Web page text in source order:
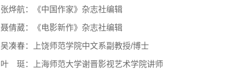
张烨航：《中国作家》杂志社编辑
聂倩葳：《电影新作》杂志社编辑
吴凑春：上饶师范学院中文系副教授/博士
叶 珽：上海师范大学谢晋影视艺术学院讲师